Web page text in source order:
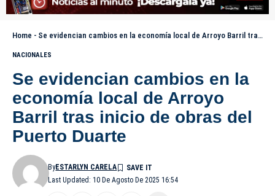
Home - Se evidencian cambios en la economía local de Arroyo Barril tras inicio de obras del Puerto Duarte
NACIONALES
Se evidencian cambios en la
economía local de Arroyo
Barril tras inicio de obras del
Puerto Duarte
Last Updated: 10 De Agosto De 2025 16:54
ByESTARLYN CARELA